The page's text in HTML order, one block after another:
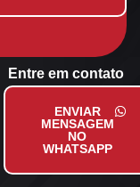
Entre em contato
ENVIAR
MENSAGEM
NO
WHATSAPP